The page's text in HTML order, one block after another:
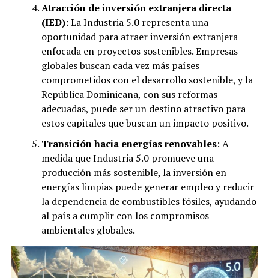
Atracción de inversión extranjera directa
(IED):La Industria 5.0 representa una
oportunidad para atraer inversión extranjera
enfocada en proyectos sostenibles. Empresas
globales buscan cada vez más países
comprometidos con el desarrollo sostenible, y la
República Dominicana, con sus reformas
adecuadas, puede ser un destino atractivo para
estos capitales que buscan un impacto positivo.
Transición hacia energías renovables: A
medida que Industria 5.0 promueve una
producción más sostenible, la inversión en
energías limpias puede generar empleo y reducir
la dependencia de combustibles fósiles, ayudando
al país a cumplir con los compromisos
ambientales globales.